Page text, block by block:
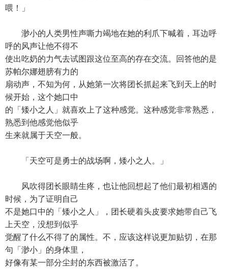
喂！」
渺小的人类男性声嘶力竭地在她的利爪下喊着，耳边呼
呼的风声让他不得不
使出吃奶的力气去试图跟这位至高的存在交流。回答他的是
苏帕尔娜翅膀有力的
扇动声，不知为何，从她第一次将团长抓起来飞到天上的时
候开始，这个她口中
的「矮小之人」就喜欢上了这种感觉。这种感觉非常熟悉，
熟悉到他感觉他似乎
生来就属于天空一般。
「天空可是勇士的战场啊，矮小之人。」
风吹得团长眼睛生疼，也让他回想起了他们最初相遇的
时候，为了证明自己
不是她口中的「矮小之人」，团长硬着头皮要求她带自己飞
上天空，没想到似乎
觉醒了什么不得了的属性。不，应该这样说更加贴切，在那
句「渺小」的身体里，
好像有某一部分尘封的东西被激活了。